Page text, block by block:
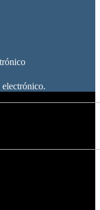
electrónico.